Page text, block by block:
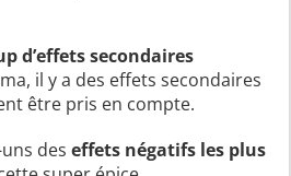
d’effets secondaires
il y a des effets secondaires
être pris en compte.
uns deseffets négatifs les plus